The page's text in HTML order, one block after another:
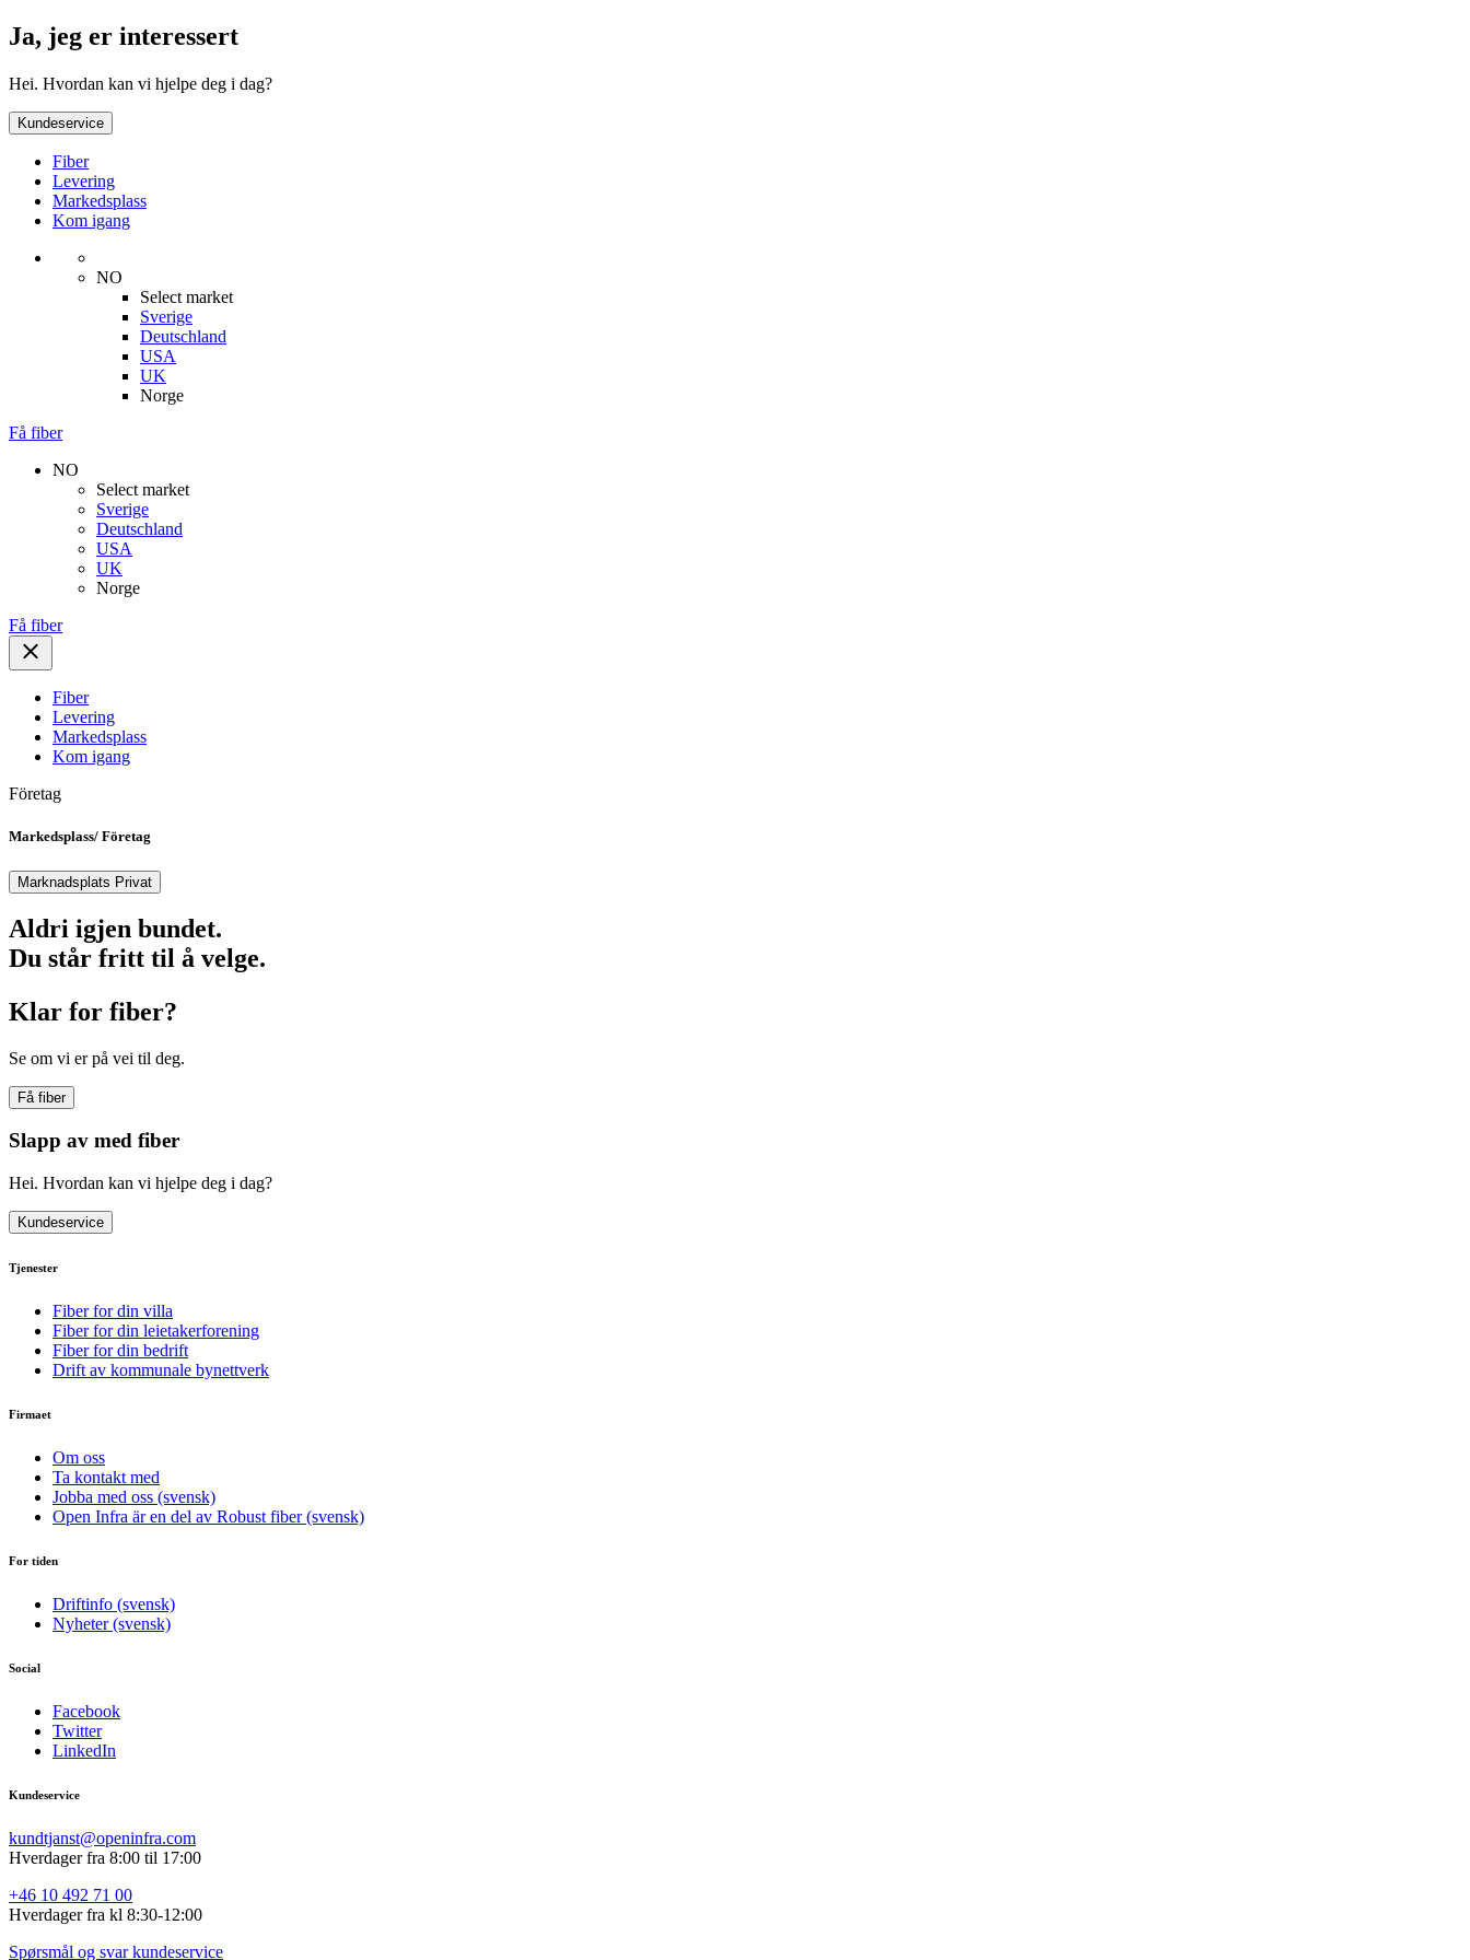
Ja, jeg er interessert
Hei. Hvordan kan vi hjelpe deg i dag?
Kundeservice
Fiber
Levering
Markedsplass
Kom igang
NO
Select market
Sverige
Deutschland
USA
UK
Norge
Få fiber
NO
Select market
Sverige
Deutschland
USA
UK
Norge
Få fiber
Fiber
Levering
Markedsplass
Kom igang
Företag
Markedsplass/ Företag
Marknadsplats Privat
Aldri igjen bundet.
Du står fritt til å velge.
Klar for fiber?
Se om vi er på vei til deg.
Få fiber
Slapp av med fiber
Hei. Hvordan kan vi hjelpe deg i dag?
Kundeservice
Tjenester
Fiber for din villa
Fiber for din leietakerforening
Fiber for din bedrift
Drift av kommunale bynettverk
Firmaet
Om oss
Ta kontakt med
Jobba med oss (svensk)
Open Infra är en del av Robust fiber (svensk)
For tiden
Driftinfo (svensk)
Nyheter (svensk)
Social
Facebook
Twitter
LinkedIn
Kundeservice
kundtjanst@openinfra.com
Hverdager fra 8:00 til 17:00
+46 10 492 71 00
Hverdager fra kl 8:30-12:00
Spørsmål og svar kundeservice